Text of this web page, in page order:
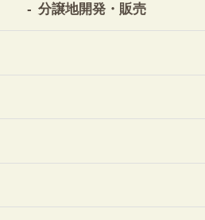
分譲地開発・販売